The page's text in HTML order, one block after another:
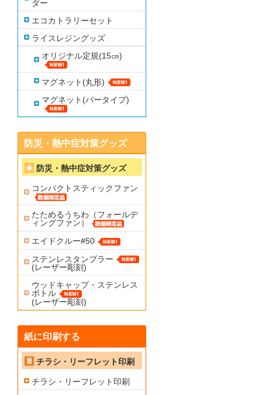
ダー
エコカトラリーセット
ライスレジングッズ
オリジナル定規(15㎝)
マグネット(丸形)
マグネット(バータイプ)
防災・熱中症対策グッズ
防災・熱中症対策グッズ
コンパクトスティックファン
たためるうちわ（フォールデ
ィングファン）
エイドクルー#50
ステンレスタンブラー
(レーザー彫刻)
ウッドキャップ・ステンレス
ボトル
(レーザー彫刻)
紙に印刷する
チラシ・リーフレット印刷
チラシ・リーフレット印刷